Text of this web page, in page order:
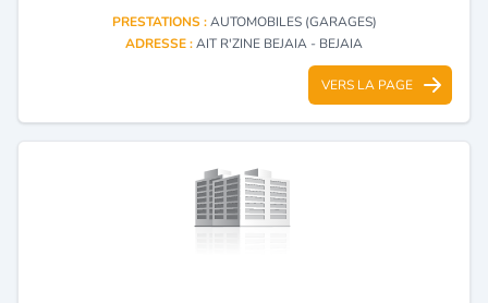
PRESTATIONS :AUTOMOBILES (GARAGES)
ADRESSE :AIT R'ZINE BEJAIA - BEJAIA
VERS LA PAGE